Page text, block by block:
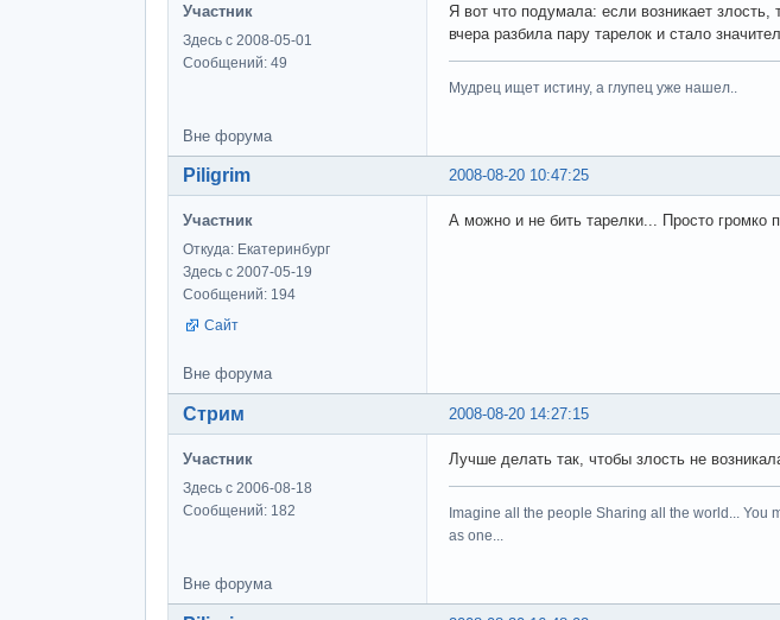
Участник
Здесь с 2008-05-01
Сообщений: 49
Я вот что подумала: если возникает
вчера разбила пару тарелок и стало
Мудрец ищет истину, а глупец уже нашел..
Вне форума
2008-08-20 10:47:25
Piligrim
Участник
Откуда: Екатеринбург
Здесь с 2007-05-19
Сообщений: 194
Сайт
А можно и не бить тарелки... Просто громко
Вне форума
2008-08-20 14:27:15
Стрим
Участник
Здесь с 2006-08-18
Сообщений: 182
Лучше делать так, чтобы злость не
Imagine all the people Sharing all the world... You
as one...
Вне форума